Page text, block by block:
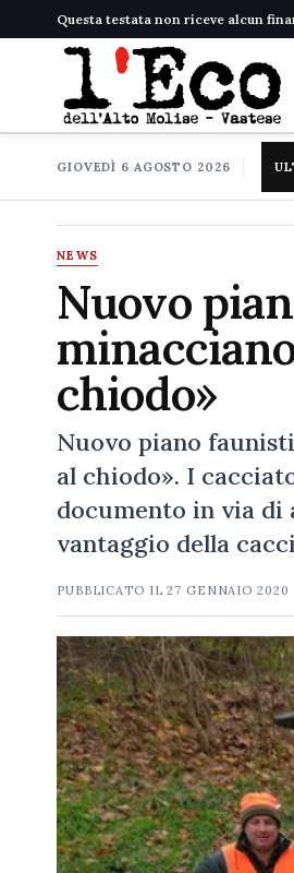
Questa testata non riceve alcun
GIOVEDÌ 6 AGOSTO 2026
NEWS
Nuovo
chiodo»
Nuovo piano
al chiodo». I
documento in via di
vantaggio della
PUBBLICATO IL27 GENNAIO 2020